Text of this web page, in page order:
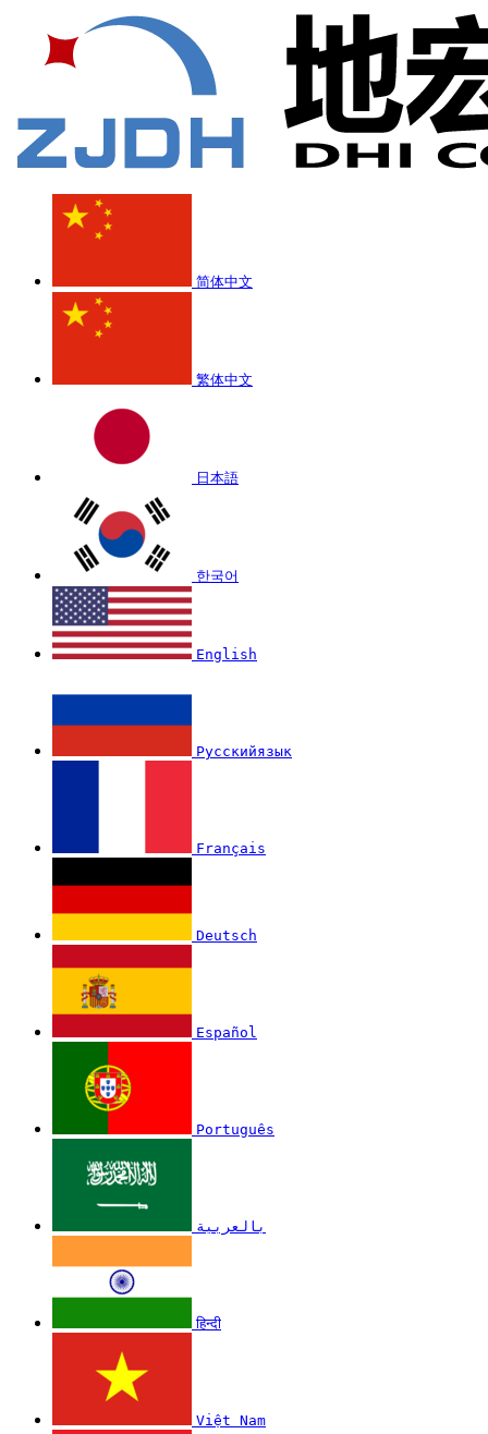
简体中文
繁体中文
日本語
한국어
English
Русскийязык
Français
Deutsch
Español
Português
بالعربية
हिन्दी
Việt Nam